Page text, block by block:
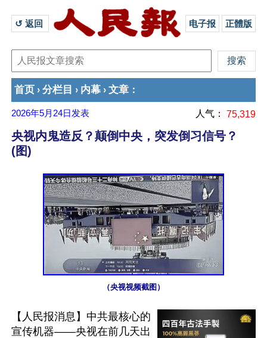
↺ 返回 电子报 正體版
首页 › 分栏目 › 内幕 › 文章 ：
2026年5月24日 发表 人气： 75,319
央视内鬼造反？颠倒中央，突发倒习信号？
(图)
（央视视频截图）
【人民报消息】中共最核心的
宣传机器——央视在前几天出